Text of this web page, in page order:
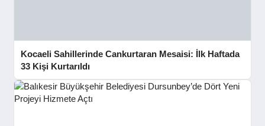
Kocaeli Sahillerinde Cankurtaran Mesaisi: İlk Haftada
33 Kişi Kurtarıldı